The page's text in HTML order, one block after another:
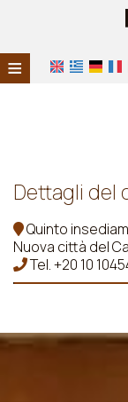
≡
Dettagli del
Quinto
Nuova città del
Tel.+20 10